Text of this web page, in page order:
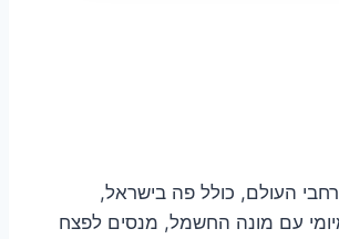
העולם, כולל פה בישראל,
עם מונה החשמל, מנסים לפצח